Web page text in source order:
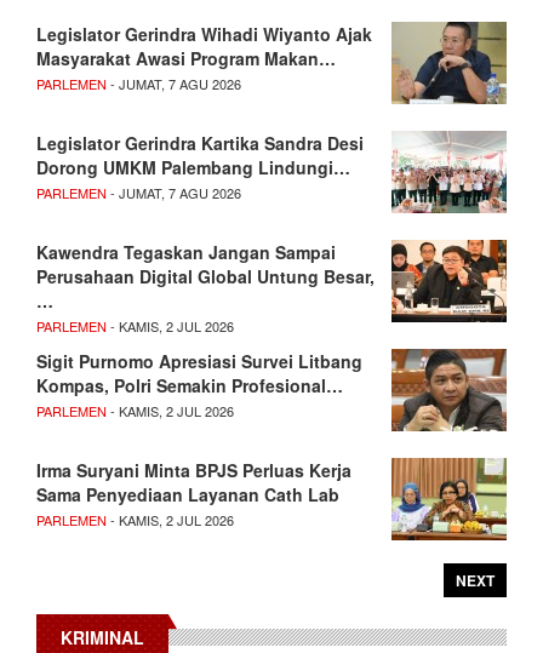
Legislator Gerindra Wihadi Wiyanto Ajak
Masyarakat Awasi Program Makan…
PARLEMEN - JUMAT, 7 AGU 2026
Legislator Gerindra Kartika Sandra Desi
Dorong UMKM Palembang Lindungi…
PARLEMEN - JUMAT, 7 AGU 2026
Kawendra Tegaskan Jangan Sampai
Perusahaan Digital Global Untung Besar,
…
PARLEMEN - KAMIS, 2 JUL 2026
Sigit Purnomo Apresiasi Survei Litbang
Kompas, Polri Semakin Profesional…
PARLEMEN - KAMIS, 2 JUL 2026
Irma Suryani Minta BPJS Perluas Kerja
Sama Penyediaan Layanan Cath Lab
PARLEMEN - KAMIS, 2 JUL 2026
NEXT
KRIMINAL